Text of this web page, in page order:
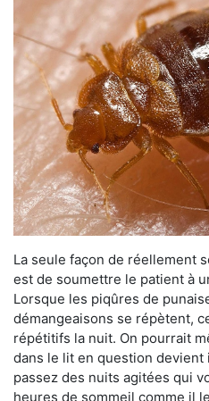
La seule façon de réellement
est de soumettre le patient à
Lorsque les piqûres de
démangeaisons se répètent,
répétitifs la nuit. On pourrait
dans le lit en question devient
passez des nuits agitées qui
heures de sommeil comme il